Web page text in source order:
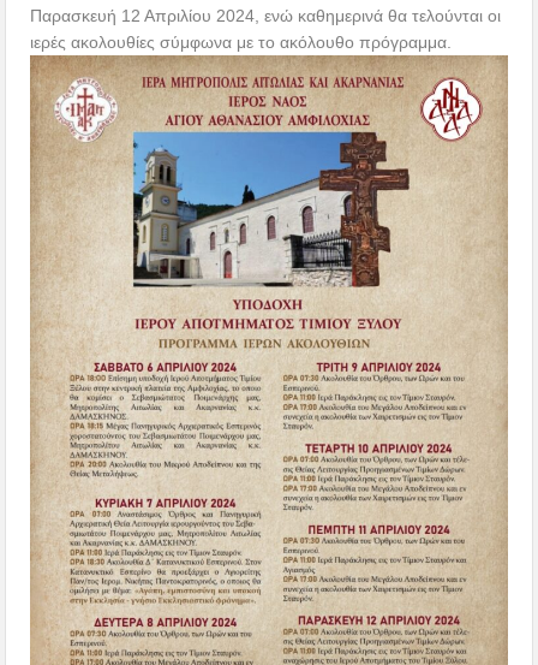
Παρασκευή 12 Απριλίου 2024, ενώ καθημερινά θα τελούνται οι
ιερές ακολουθίες σύμφωνα με το ακόλουθο πρόγραμμα.